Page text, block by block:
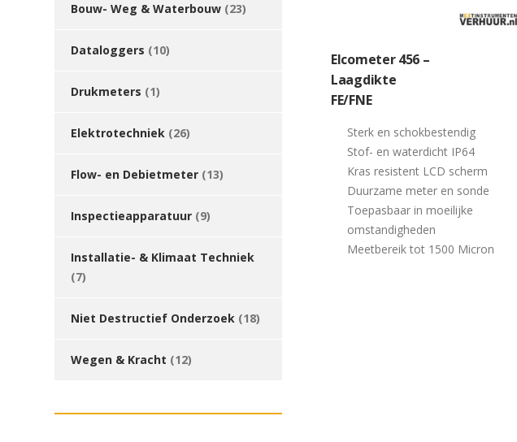
Bouw- Weg & Waterbouw (23)
Dataloggers (10)
Drukmeters (1)
Elektrotechniek (26)
Flow- en Debietmeter (13)
Inspectieapparatuur (9)
Installatie- & Klimaat Techniek
(7)
Niet Destructief Onderzoek (18)
Wegen & Kracht (12)
Elcometer 456 –
Laagdikte
FE/FNE
Sterk en schokbestendig
Stof- en waterdicht IP64
Kras resistent LCD scherm
Duurzame meter en sonde
Toepasbaar in moeilijke
omstandigheden
Meetbereik tot 1500 Micron